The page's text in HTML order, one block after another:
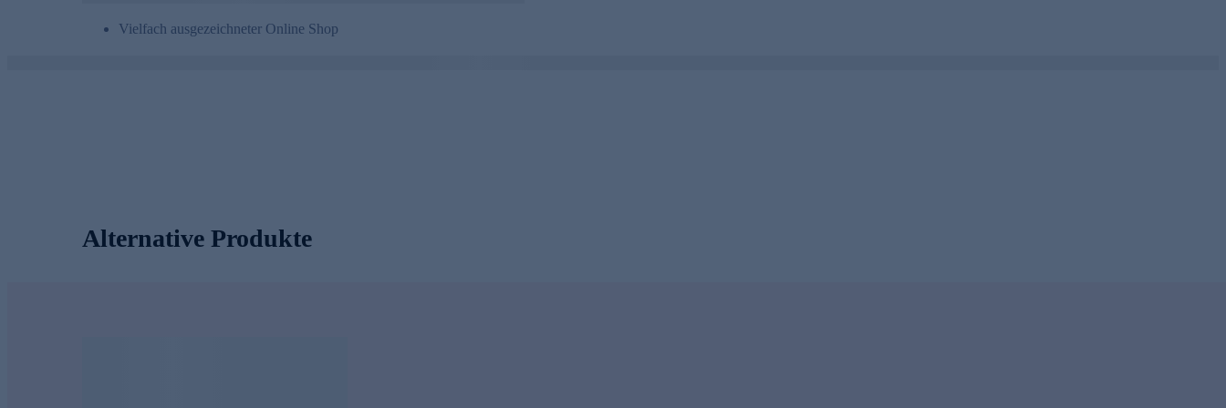
Vielfach ausgezeichneter Online Shop
Alternative Produkte